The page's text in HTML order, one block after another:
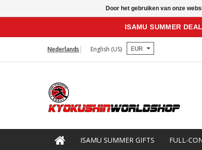
ISAMU SUMMER
Nederlands English (US) EUR
ISAMU SUMMER GIFTS FULL-
Door het gebruiken van onze